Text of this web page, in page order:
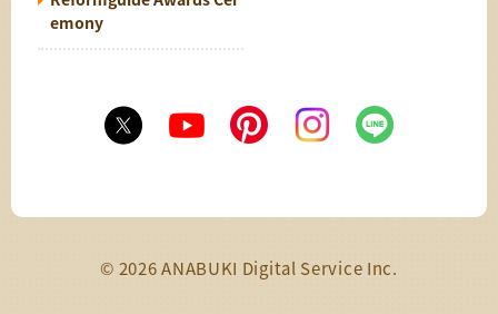
emony
© 2026 ANABUKI Digital Service Inc.